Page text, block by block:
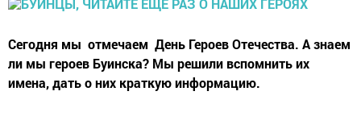
Сегодня мы отмечаем День Героев Отечества. А знаем
ли мы героев Буинска? Мы решили вспомнить их
имена, дать о них краткую информацию.